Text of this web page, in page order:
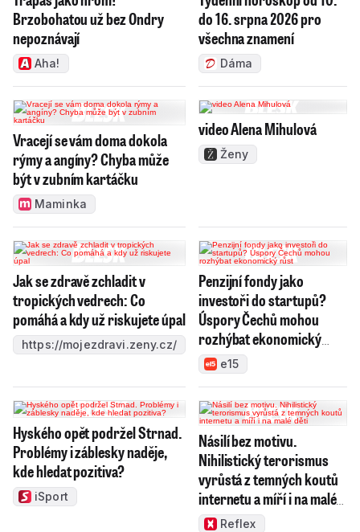
Brzobohatou už bez Ondry
nepoznávají
Aha!
do 16. srpna 2026 pro
všechna znamení
Dáma
Vracejí se vám doma dokola
rýmy a angíny? Chyba může
být v zubním kartáčku
Maminka
video Alena Mihulová
Ženy
Jak se zdravě zchladit v
tropických vedrech: Co
pomáhá a kdy už riskujete úpal
https://mojezdravi.zeny.cz/
Penzijní fondy jako
investoři do startupů?
Úspory Čechů mohou
rozhýbat ekonomický
růste15
Hyského opět podržel Strnad.
Problémy i záblesky naděje,
kde hledat pozitiva?
iSport
Násilí bez motivu.
Nihilistický terorismus
vyrůstá z temných koutů
internetu a míří i na malé
dětiReflex